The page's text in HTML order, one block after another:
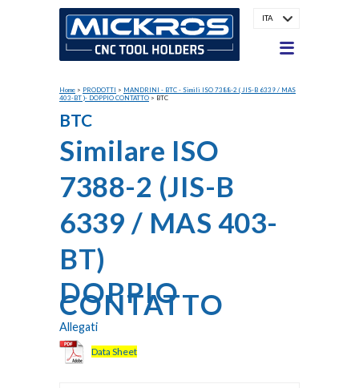
ITA
Home > PRODOTTI > MANDRINI - BTC - Simili ISO 7388-2 ( JIS-B 6339 / MAS
403-BT )- DOPPIO CONTATTO > BTC
BTC
Similare ISO
7388-2 (JIS-B
6339 / MAS 403-
BT)
DOPPIO
CONTATTO
Allegati
Data Sheet